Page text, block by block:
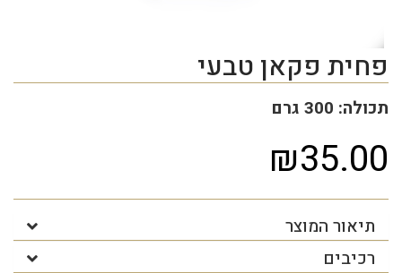
פחית פקאן טבעי
תכולה: 300 גרם
₪35.00
תיאור המוצר
רכיבים